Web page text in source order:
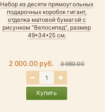
Набор из десяти прямоугольных
подарочных коробок гигант,
отделка матовой бумагой с
рисунком "Велосипед", размер
49*34*25 см.
2 000.00 руб. 3 980.00
Купить